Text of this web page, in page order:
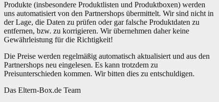
Produkte (insbesondere Produktlisten und Produktboxen) werden
uns automatisiert von den Partnershops übermittelt. Wir sind nicht in
der Lage, die Daten zu prüfen oder gar falsche Produktdaten zu
entfernen, bzw. zu korrigieren. Wir übernehmen daher keine
Gewährleistung für die Richtigkeit!
Die Preise werden regelmäßig automatisch aktualisiert und aus den
Partnershops neu eingelesen. Es kann trotzdem zu
Preisunterschieden kommen. Wir bitten dies zu entschuldigen.
Das Eltern-Box.de Team